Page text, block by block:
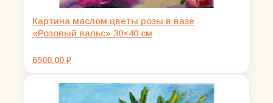
Картина маслом цветы розы в вазе
«Розовый вальс» 30×40 см
6500,00 ₽